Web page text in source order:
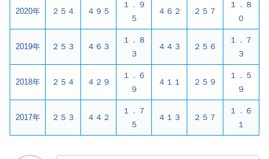
2020年 ２５４ ４９５
１．９
５
４６２ ２５７
１．８
０
2019年 ２５３ ４６３
１．８
３
４４３ ２５６
１．７
３
2018年 ２５４ ４２９
１．６
９
４１１ ２５９
１．５
９
2017年 ２５３ ４４２
１．７
５
４１３ ２５７
１．６
１